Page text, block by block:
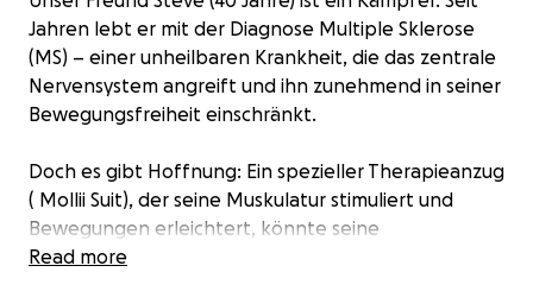
Jahren lebt er mit der Diagnose Multiple Sklerose
(MS) – einer unheilbaren Krankheit, die das zentrale
Nervensystem angreift und ihn zunehmend in seiner
Bewegungsfreiheit einschränkt.
Doch es gibt Hoffnung: Ein spezieller Therapieanzug
( Mollii Suit), der seine Muskulatur stimuliert und
Bewegungen erleichtert, könnte seine
Lebensqualität deutlich verbessern. Leider
Read more